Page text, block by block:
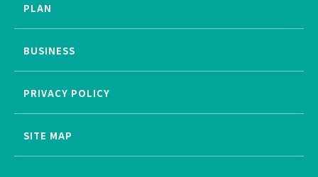
PLAN
BUSINESS
PRIVACY POLICY
SITE MAP